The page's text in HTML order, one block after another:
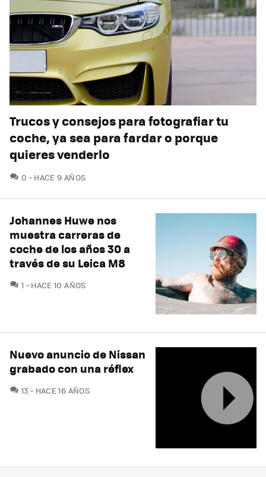
Trucos y consejos para fotografiar tu
coche, ya sea para fardar o porque
quieres venderlo
0 COMENTARIOS
HACE 9 AÑOS
Johannes Huwe nos
muestra carreras de
coche de los años 30 a
través de su Leica M8
1 COMENTARIOS
HACE 10 AÑOS
Nuevo anuncio de Nissan
grabado con una réflex
13 COMENTARIOS
HACE 16 AÑOS